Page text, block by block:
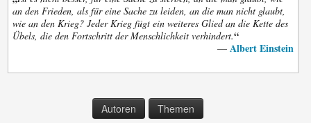
an den Frieden, als für eine Sache zu leiden, an die man nicht glaubt,
wie an den Krieg? Jeder Krieg fügt ein weiteres Glied an die Kette des
Übels, die den Fortschritt der Menschlichkeit verhindert.“
— Albert Einstein
Autoren Themen